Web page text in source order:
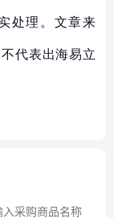
处理。文章来
代表出海易立